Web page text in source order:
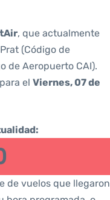
, que actualmente
(Código de
de Aeropuerto CAI).
el Viernes, 07 de
de vuelos que llegaron